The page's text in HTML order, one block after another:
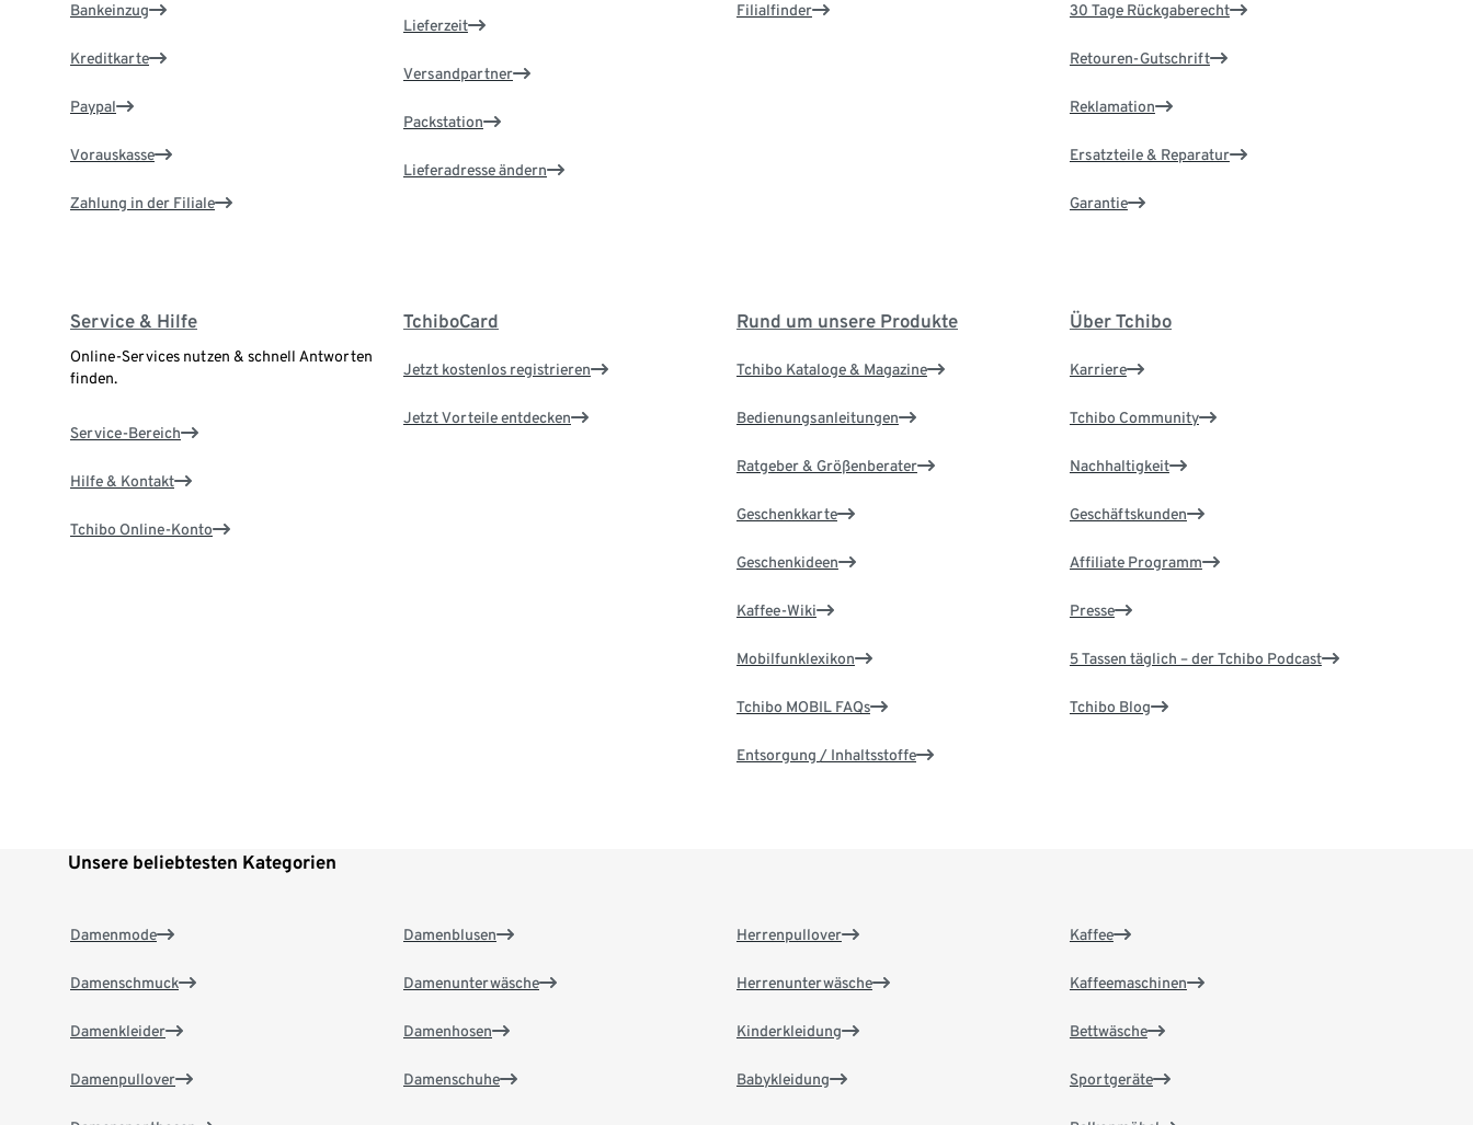
Bankeinzug
Kreditkarte
Paypal
Vorauskasse
Zahlung in der Filiale
Lieferzeit
Versandpartner
Packstation
Lieferadresse ändern
Filialfinder 30 Tage Rückgaberecht
Retouren-Gutschrift
Reklamation
Ersatzteile & Reparatur
Garantie
Service & Hilfe
Online-Services nutzen & schnell Antworten
finden.
Service-Bereich
Hilfe & Kontakt
Tchibo Online-Konto
TchiboCard
Jetzt kostenlos registrieren
Jetzt Vorteile entdecken
Rund um unsere Produkte
Tchibo Kataloge & Magazine
Bedienungsanleitungen
Ratgeber & Größenberater
Geschenkkarte
Geschenkideen
Kaffee-Wiki
Mobilfunklexikon
Tchibo MOBIL FAQs
Entsorgung / Inhaltsstoffe
Über Tchibo
Karriere
Tchibo Community
Nachhaltigkeit
Geschäftskunden
Affiliate Programm
Presse
5 Tassen täglich – der Tchibo Podcast
Tchibo Blog
Unsere beliebtesten Kategorien
Damenmode
Damenschmuck
Damenkleider
Damenpullover
Damenblusen
Damenunterwäsche
Damenhosen
Damenschuhe
Herrenpullover
Herrenunterwäsche
Kinderkleidung
Babykleidung
Kaffee
Kaffeemaschinen
Bettwäsche
Sportgeräte